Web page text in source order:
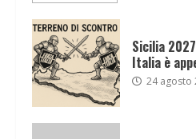
Sicilia
Italia è
24 agosto